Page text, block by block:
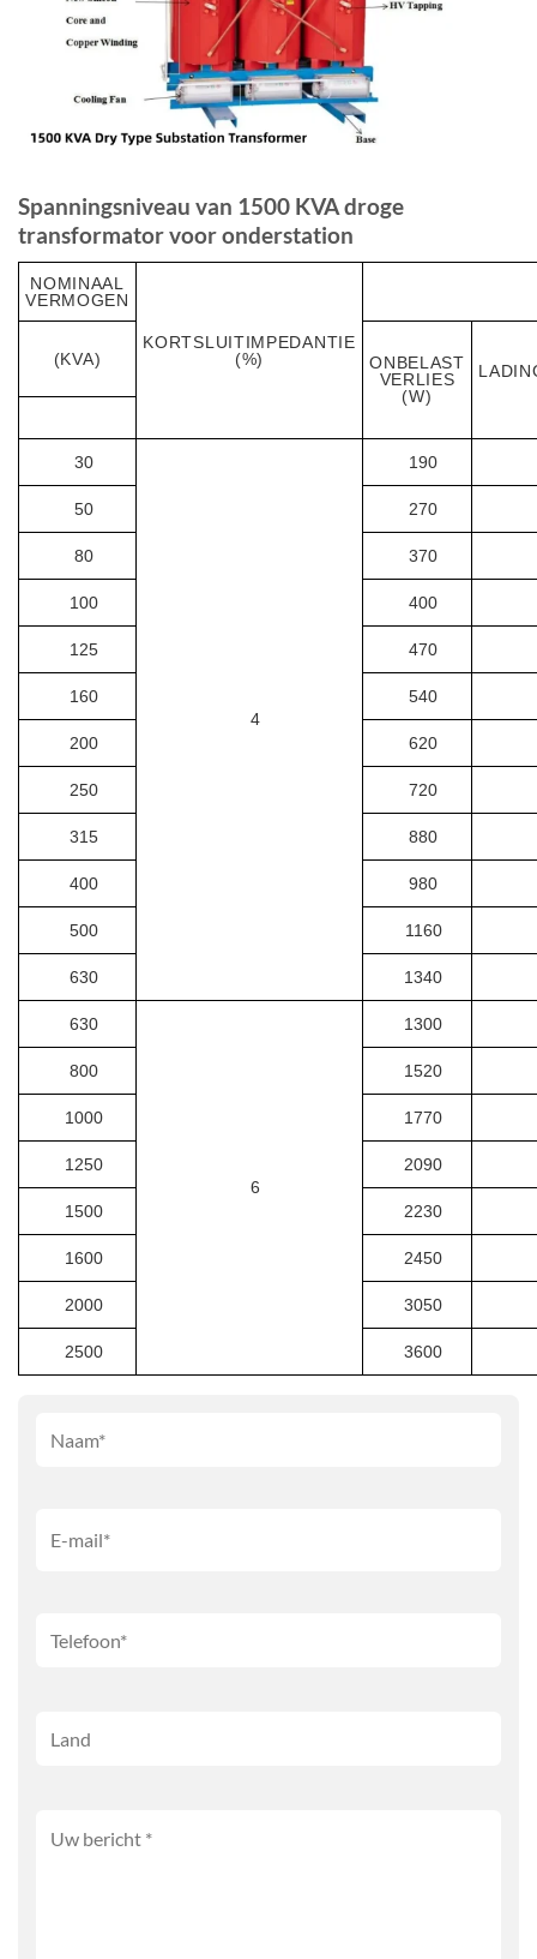
Spanningsniveau van 1500 KVA droge
transformator voor onderstation
NOMINAAL
VERMOGEN
KORTSLUITIMPEDANTIE
(%)
(KVA)
ONBELAST
VERLIES
(W)
30
4
190
50 270
80 370
100 400
125 470
160 540
200 620
250 720
315 880
400 980
500 1160
630 1340
630
6
1300
800 1520
1000 1770
1250 2090
1500 2230
1600 2450
2000 3050
2500 3600